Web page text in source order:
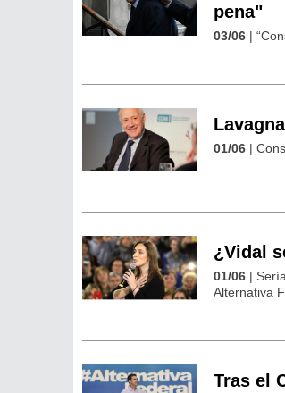
pena"
03/06 |
01/06 |
¿Vidal
01/06 |
Alternativa
Tras el